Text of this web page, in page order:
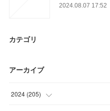
2024.08.07 17:52
カテゴリ
アーカイブ
2024 (205)